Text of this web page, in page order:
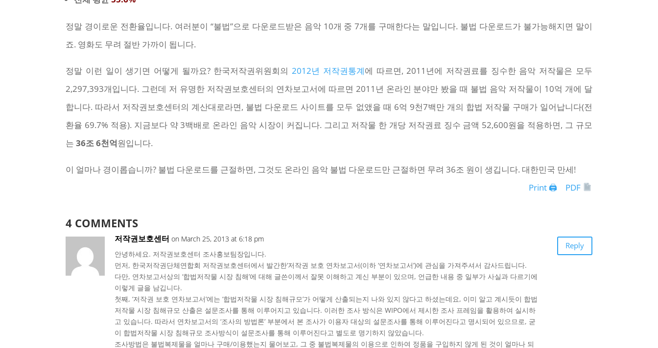
정말 경이로운 전환율입니다. 여러분이 “불법”으로 다운로드받은 음악 10개 중 7개를 구매한다는 말입니다. 불법 다운로드가 불가능해지면 말이
죠. 영화도 무려 절반 가까이 됩니다.
정말 이런 일이 생기면 어떻게 될까요? 한국저작권위원회의2012년 저작권통계에 따르면, 2011년에 저작권료를 징수한 음악 저작물은 모두
2,297,393개입니다. 그런데 저 유명한 저작권보호센터의 연차보고서에 따르면 2011년 온라인 분야만 봤을 때 불법 음악 저작물이 10억 개에 달
합니다. 따라서 저작권보호센터의 계산대로라면, 불법 다운로드 사이트를 모두 없앴을 때 6억 9천7백만 개의 합법 저작물 구매가 일어납니다(전
환율 69.7% 적용). 지금보다 약 3백배로 온라인 음악 시장이 커집니다. 그리고 저작물 한 개당 저작권료 징수 금액 52,600원을 적용하면, 그 규모
는36조 6천억원입니다.
이 얼마나 경이롭습니까? 불법 다운로드를 근절하면, 그것도 온라인 음악 불법 다운로드만 근절하면 무려 36조 원이 생깁니다. 대한민국 만세!
Print 🖨
PDF
4 COMMENTS
저작권보호센터 on March 25, 2013 at 6:18 pm
안녕하세요. 저작권보호센터 조사홍보팀장입니다.
먼저, 한국저작권단체연합회 저작권보호센터에서 발간한‘저작권 보호 연차보고서(이하 ‘연차보고서’)에 관심을 가져주셔서 감사드립니다.
다만, 연차보고서상의 ‘합법저작물 시장 침해’에 대해 글쓴이께서 잘못 이해하고 계신 부분이 있으며, 언급한 내용 중 일부가 사실과 다르기에
이렇게 글을 남깁니다.
첫째, ‘저작권 보호 연차보고서’에는 ‘합법저작물 시장 침해규모’가 어떻게 산출되는지 나와 있지 않다고 하셨는데요, 이미 알고 계시듯이 합법
저작물 시장 침해규모 산출은 설문조사를 통해 이루어지고 있습니다. 이러한 조사 방식은 WIPO에서 제시한 조사 프레임을 활용하여 실시하
고 있습니다. 따라서 연차보고서의 ‘조사의 방법론’ 부분에서 본 조사가 이용자 대상의 설문조사를 통해 이루어진다고 명시되어 있으므로, 굳
이 합법저작물 시장 침해규모 조사방식이 설문조사를 통해 이루어진다고 별도로 명기하지 않았습니다.
조사방법은 불법복제물을 얼마나 구매/이용했는지 물어보고, 그 중 불법복제물의 이용으로 인하여 정품을 구입하지 않게 된 것이 얼마나 되
Reply